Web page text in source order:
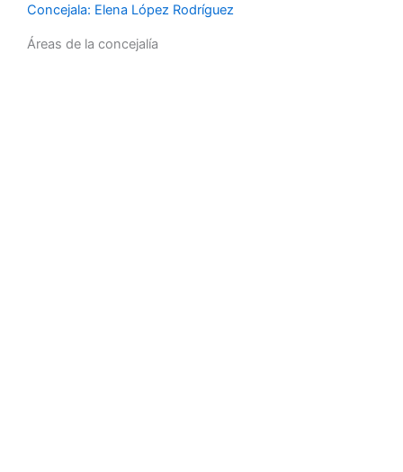
Concejala: Elena López Rodríguez
Áreas de la concejalía